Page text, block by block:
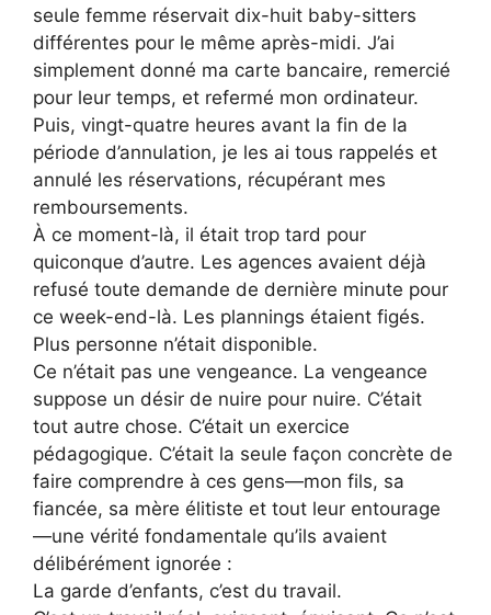
seule femme réservait dix-huit baby-sitters
différentes pour le même après-midi. J’ai
simplement donné ma carte bancaire, remercié
pour leur temps, et refermé mon ordinateur.
Puis, vingt-quatre heures avant la fin de la
période d’annulation, je les ai tous rappelés et
annulé les réservations, récupérant mes
remboursements.
À ce moment-là, il était trop tard pour
quiconque d’autre. Les agences avaient déjà
refusé toute demande de dernière minute pour
ce week-end-là. Les plannings étaient figés.
Plus personne n’était disponible.
Ce n’était pas une vengeance. La vengeance
suppose un désir de nuire pour nuire. C’était
tout autre chose. C’était un exercice
pédagogique. C’était la seule façon concrète de
faire comprendre à ces gens—mon fils, sa
fiancée, sa mère élitiste et tout leur entourage
—une vérité fondamentale qu’ils avaient
délibérément ignorée :
La garde d’enfants, c’est du travail.